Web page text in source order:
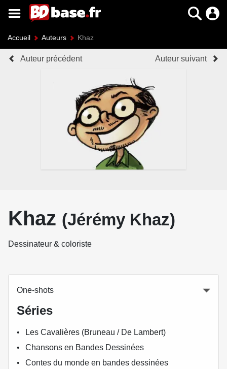
Accueil Auteurs Khaz
Auteur précédent Auteur suivant
Khaz (Jérémy Khaz)
Dessinateur & coloriste
One-shots
Séries
Les Cavalières (Bruneau / De Lambert)
Chansons en Bandes Dessinées
Contes du monde en bandes dessinées